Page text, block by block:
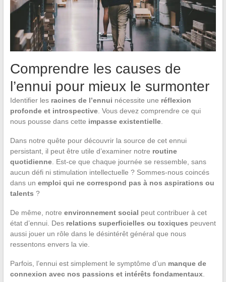
Comprendre les causes de
l’ennui pour mieux le surmonter
Identifier les racines de l’ennui nécessite une réflexion
profonde et introspective. Vous devez comprendre ce qui
nous pousse dans cette impasse existentielle.
Dans notre quête pour découvrir la source de cet ennui
persistant, il peut être utile d’examiner notre routine
quotidienne. Est-ce que chaque journée se ressemble, sans
aucun défi ni stimulation intellectuelle ? Sommes-nous coincés
dans un emploi qui ne correspond pas à nos aspirations ou
talents ?
De même, notre environnement social peut contribuer à cet
état d’ennui. Des relations superficielles ou toxiques peuvent
aussi jouer un rôle dans le désintérêt général que nous
ressentons envers la vie.
Parfois, l’ennui est simplement le symptôme d’un manque de
connexion avec nos passions et intérêts fondamentaux.